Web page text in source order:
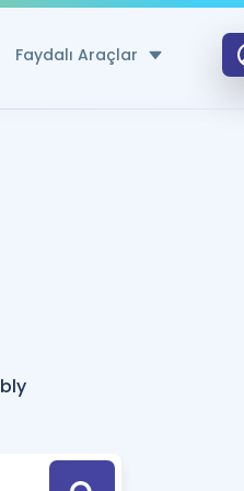
Faydalı Araçlar
Hesaplama Aracı
için Öneriler
Tek Takvimde
Hoca ile seni sınava